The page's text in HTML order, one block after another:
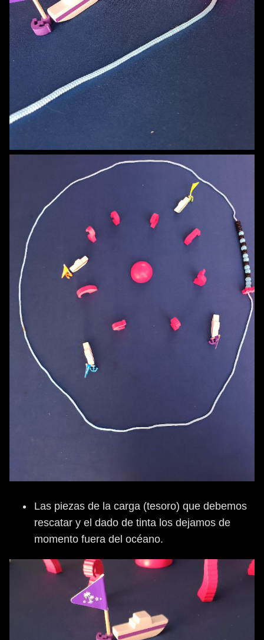
Las piezas de la carga (tesoro) que debemos
rescatar y el dado de tinta los dejamos de
momento fuera del océano.